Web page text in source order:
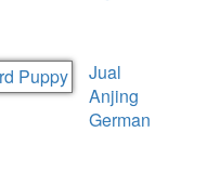
Jual
Anjing
German